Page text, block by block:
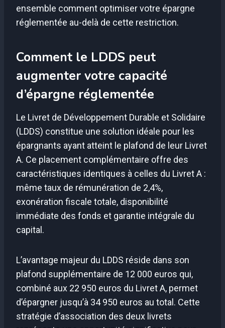
ensemble comment optimiser votre épargne
réglementée au-delà de cette restriction.
Comment le LDDS peut
augmenter votre capacité
d’épargne réglementée
Le Livret de Développement Durable et Solidaire
(LDDS) constitue une solution idéale pour les
épargnants ayant atteint le plafond de leur Livret
A. Ce placement complémentaire offre des
caractéristiques identiques à celles du Livret A :
même taux de rémunération de 2,4%,
exonération fiscale totale, disponibilité
immédiate des fonds et garantie intégrale du
capital.
L’avantage majeur du LDDS réside dans son
plafond supplémentaire de 12 000 euros qui,
combiné aux 22 950 euros du Livret A, permet
d’épargner jusqu’à 34 950 euros au total. Cette
stratégie d’association des deux livrets